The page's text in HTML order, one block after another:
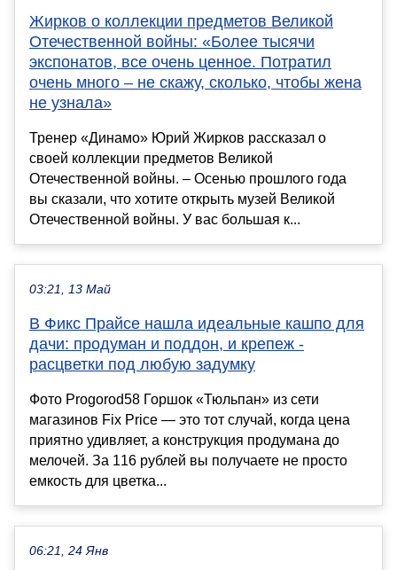
Жирков о коллекции предметов Великой
Отечественной войны: «Более тысячи
экспонатов, все очень ценное. Потратил
очень много – не скажу, сколько, чтобы жена
не узнала»
Тренер «Динамо» Юрий Жирков рассказал о
своей коллекции предметов Великой
Отечественной войны. – Осенью прошлого года
вы сказали, что хотите открыть музей Великой
Отечественной войны. У вас большая к...
03:21, 13 Май
В Фикс Прайсе нашла идеальные кашпо для
дачи: продуман и поддон, и крепеж -
расцветки под любую задумку
Фото Progorod58 Горшок «Тюльпан» из сети
магазинов Fix Price — это тот случай, когда цена
приятно удивляет, а конструкция продумана до
мелочей. За 116 рублей вы получаете не просто
емкость для цветка...
06:21, 24 Янв